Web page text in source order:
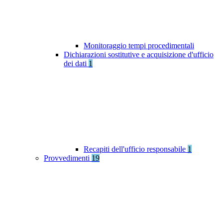
Monitoraggio tempi procedimentali
Dichiarazioni sostitutive e acquisizione d'ufficio
dei dati 1
Recapiti dell'ufficio responsabile 1
Provvedimenti 19